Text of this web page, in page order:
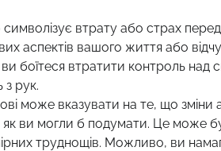
втрату або страх
аспектів вашого життя або
боїтеся втратити контроль над
рук.
може вказувати на те, що
ви могли б подумати. Це може
труднощів. Можливо, ви